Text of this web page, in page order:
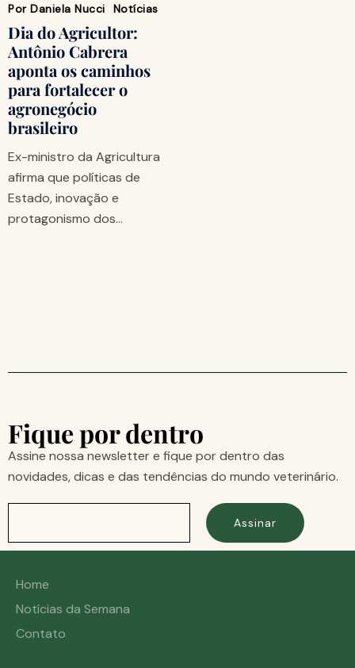
Por Daniela Nucci Notícias
Dia do Agricultor:
Antônio Cabrera
aponta os caminhos
para fortalecer o
agronegócio
brasileiro
Ex-ministro da Agricultura
afirma que políticas de
Estado, inovação e
protagonismo dos…
Fique por dentro
Assine nossa newsletter e fique por dentro das
novidades, dicas e das tendências do mundo veterinário.
Assinar
Home
Notícias da Semana
Contato